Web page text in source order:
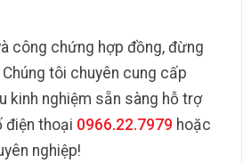
công chứng hợp đồng, đừng
Chúng tôi chuyên cung cấp
kinh nghiệm sẵn sàng hỗ trợ
điện thoại 0966.22.7979 hoặc
nghiệp!